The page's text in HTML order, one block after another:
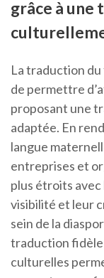
grâce à
La traduction
de permettre
proposant une
adaptée. En
langue
entreprises et
plus étroits
visibilité et leur
sein de la
traduction fidèle
culturelles